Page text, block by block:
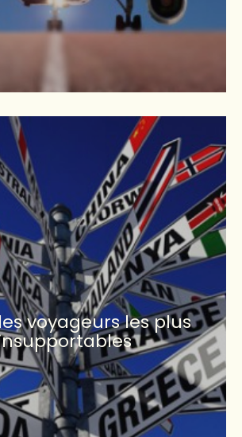
voyageurs les plus